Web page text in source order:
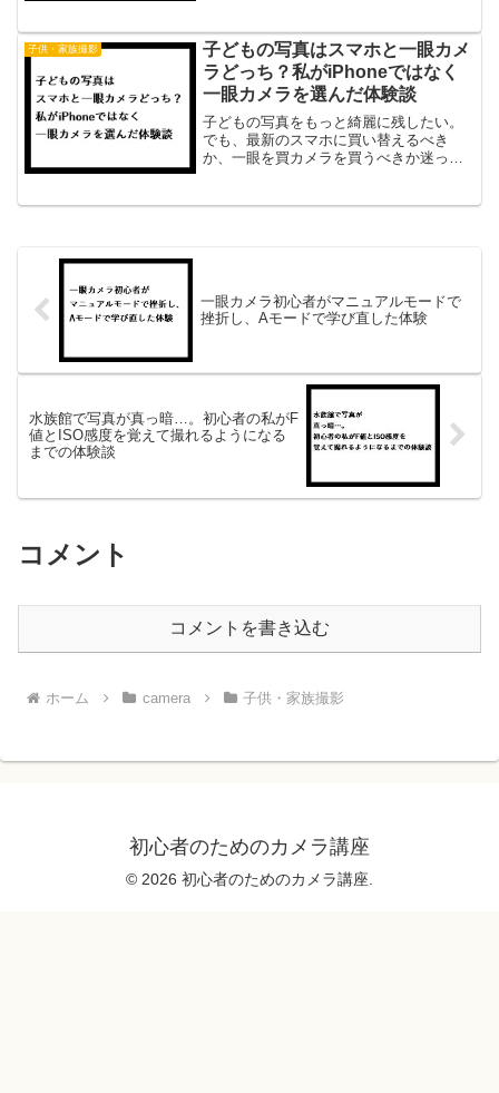
強しました。...
子供・家族撮影
子どもの写真はスマホと一眼カメ
ラどっち？私がiPhoneではなく
一眼カメラを選んだ体験談
子どもの写真をもっと綺麗に残したい。
でも、最新のスマホに買い替えるべき
か、一眼を買カメラを買うべきか迷って
っていました。普段の写真には十分満足
一眼カメラ初心者がマニュアルモードで
挫折し、Aモードで学び直した体験
水族館で写真が真っ暗…。初心者の私がF
値とISO感度を覚えて撮れるようになる
までの体験談
コメント
コメントを書き込む
ホーム camera 子供・家族撮影
初心者のためのカメラ講座
© 2026 初心者のためのカメラ講座.